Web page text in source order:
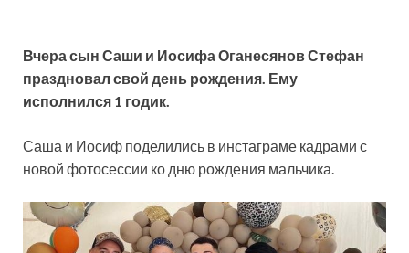
Вчера сын Саши и Иосифа Оганесянов Стефан
праздновал свой день рождения. Ему
исполнился 1 годик.
Саша и Иосиф поделились в инстаграме кадрами с
новой фотосессии ко дню рождения мальчика.